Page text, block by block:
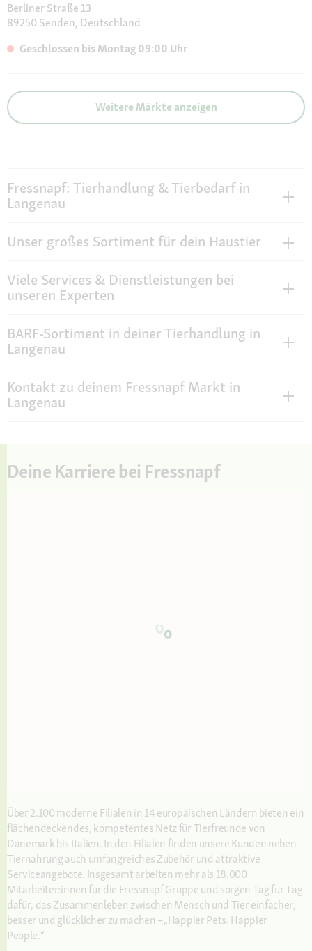
Berliner Straße 13
89250 Senden, Deutschland
Geschlossen bis Montag 09:00 Uhr
Weitere Märkte anzeigen
Fressnapf: Tierhandlung & Tierbedarf in
Langenau
Unser großes Sortiment für dein Haustier
Viele Services & Dienstleistungen bei
unseren Experten
BARF-Sortiment in deiner Tierhandlung in
Langenau
Kontakt zu deinem Fressnapf Markt in
Langenau
Deine Karriere bei Fressnapf
Über 2.100 moderne Filialen in 14 europäischen Ländern bieten ein
flächendeckendes, kompetentes Netz für Tierfreunde von
Dänemark bis Italien. In den Filialen finden unsere Kunden neben
Tiernahrung auch umfangreiches Zubehör und attraktive
Serviceangebote. Insgesamt arbeiten mehr als 18.000
Mitarbeiter:innen für die Fressnapf Gruppe und sorgen Tag für Tag
dafür, das Zusammenleben zwischen Mensch und Tier einfacher,
besser und glücklicher zu machen –„Happier Pets. Happier
People.“